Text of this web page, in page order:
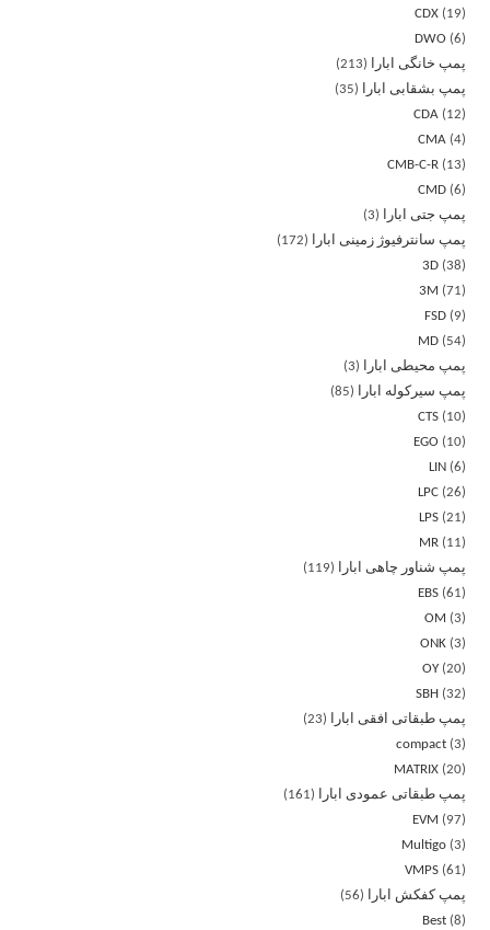
CDX
19
DWO
6
پمپ خانگی ابارا
213
پمپ بشقابی ابارا
35
CDA
12
CMA 4
CMB-C-R
13
CMD 6
پمپ جتی ابارا
3
پمپ سانترفیوژ زمینی ابارا
172
3D 38
3M
71
FSD
9
MD
54
پمپ محیطی ابارا
3
پمپ سیرکوله ابارا
85
CTS
10
EGO
10
LIN
6
LPC 26
LPS 21
MR
11
پمپ شناور چاهی ابارا
119
EBS 61
OM
3
ONK 3
OY 20
SBH
32
پمپ طبقاتی افقی ابارا
23
compact 3
MATRIX 20
پمپ طبقاتی عمودی ابارا
161
EVM
97
Multigo 3
VMPS 61
پمپ کفکش ابارا
56
Best 8